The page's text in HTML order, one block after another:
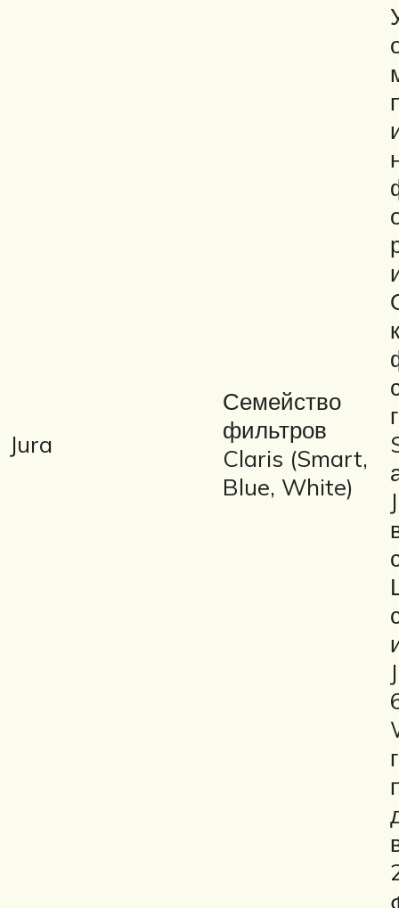
Jura
Семейство
фильтров
Claris (Smart,
Blue, White)